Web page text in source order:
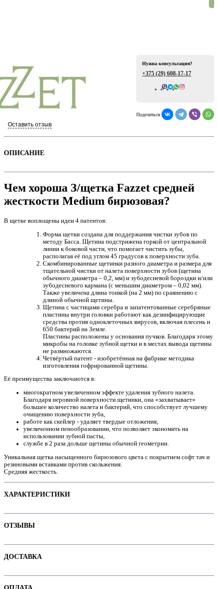
Всего отзывов: 0
Оставить отзыв
Нужна консультация?
+375 (29) 608-17-17
Поделиться:
ОПИСАНИЕ
Чем хороша З/щетка Fazzet средней
жесткости Medium бирюзовая?
В щетке воплощены идеи 4 патентов:
Форма щетки создана для поддержания чистки зубов по
методу Басса. Щетина подстрижена горкой от центральной
линии к боковой части, что помогает чистить зубы,
располагая её под углом 45 градусов к поверхности зуба.
Скомбинированные щетинки разного диаметра и размера для
тщательной чистки от налета поверхности зубов (щетина
обычного диаметра – 0,2, мм) и зубодесневой бороздки и/или
зубодесневого кармана (с меньшим диаметром – 0,02 мм).
Также увеличена длина тонкой (на 2 мм) по сравнению с
длиной обычной щетины.
Щетина с частицами серебра и запатентованные серебряные
пластины внутри головки работают как дезинфицирующие
средства против одноклеточных вирусов, включая плесень и
650 бактерий на Земле.
Пластины расположены у основания пучков. Благодаря этому
микробы на головке зубной щетки и в местах вывода щетины
не размножаются.
Четвёртый патент - изобретённая на фабрике методика
изготовления гофрированной щетины.
Её преимущества заключаются в:
многократном увеличенном эффекте удаления зубного налета.
Благодаря неровной поверхности щетинки, она «захватывает»
большее количество налета и бактерий, что способствует лучшему
очищению поверхности зуба,
работе как скейлер - удаляет твердые отложения,
увеличенном пенообразовании, что позволяет экономить на
использовании зубной пасты,
службе в 2 раза дольше щетины обычной геометрии.
Уникальная щетка насыщенного бирюзового цвета с покрытием софт тач и
резиновыми вставками против скольжения.
Средняя жесткость.
ХАРАКТЕРИСТИКИ
Для ортоконструкций
Основная цена
Бренд
ОТЗЫВЫ
ДОСТАВКА
В интернет-магазине доступны варианты доставки:
ОПЛАТА